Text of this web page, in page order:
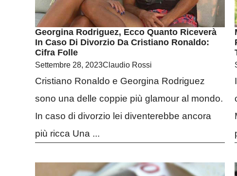
Georgina Rodriguez, Ecco Quanto Riceverà
In Caso Di Divorzio Da Cristiano Ronaldo:
Cifra Folle
Settembre 28, 2023Claudio Rossi
Cristiano Ronaldo e Georgina Rodriguez
sono una delle coppie più glamour al mondo.
In caso di divorzio lei diventerebbe ancora
più ricca Una ...